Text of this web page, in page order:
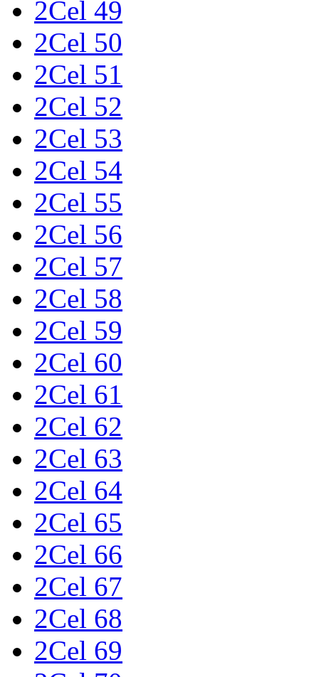
2Cel 49
2Cel 50
2Cel 51
2Cel 52
2Cel 53
2Cel 54
2Cel 55
2Cel 56
2Cel 57
2Cel 58
2Cel 59
2Cel 60
2Cel 61
2Cel 62
2Cel 63
2Cel 64
2Cel 65
2Cel 66
2Cel 67
2Cel 68
2Cel 69